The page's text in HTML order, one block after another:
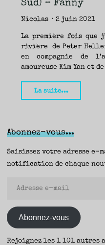
–
Seb"
Sud) – Fanny
Nicolas 2 juin 2021
La première fois que
rivière de Peter
en compagnie de
amoureuse Kim Yan et
La suite...
Rivière,
(Actes
Sud)
–
Abonnez-vous...
Saisissez votre adresse e-
notification de chaque
mail
Abonnez-vous
Rejoignez les 1 101 autres